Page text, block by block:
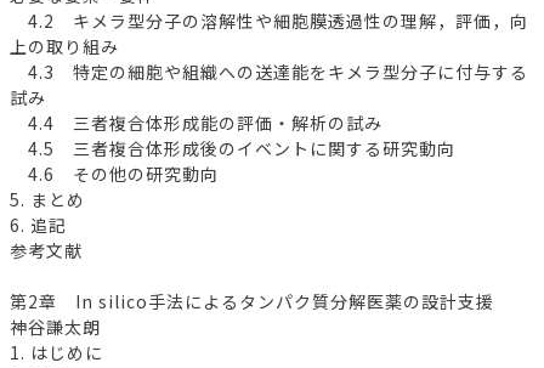
4.2 キメラ型分子の溶解性や細胞膜透過性の理解，評価，向
上の取り組み
4.3 特定の細胞や組織への送達能をキメラ型分子に付与する
試み
4.4 三者複合体形成能の評価・解析の試み
4.5 三者複合体形成後のイベントに関する研究動向
4.6 その他の研究動向
5. まとめ
6. 追記
参考文献
第2章 In silico手法によるタンパク質分解医薬の設計支援
神谷謙太朗
1. はじめに